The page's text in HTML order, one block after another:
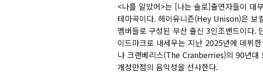
<나를 알았어>는 [나는 솔로]출연자들이 대
테마곡이다. 헤이유니즌(Hey Unison)은 보
멤버들로 구성된 부산 출신 3인조밴드이다.
이드마크로 내세우는 지난 2025년에 데뷔
나 크랜베리스(The Cranberries)의 90년대
개성만점의 음악성을 선사한다.